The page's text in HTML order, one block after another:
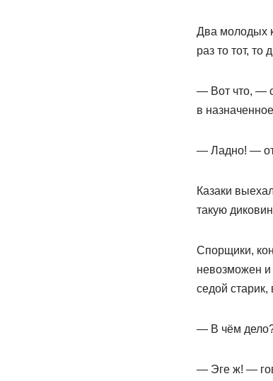
Два молодых
раз то тот,
— Вот что, —
в
— Ладно! —
Казаки
такую
Спорщики,
невозможен и
седой
— В чём
— Эге ж! —